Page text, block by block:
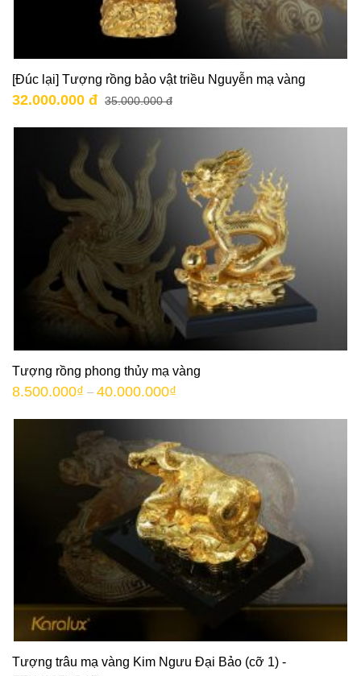
[Đúc lại] Tượng rồng bảo vật triều Nguyễn mạ vàng
32.000.000 đ 35.000.000 đ
Tượng rồng phong thủy mạ vàng
8.500.000₫ – 40.000.000₫
Tượng trâu mạ vàng Kim Ngưu Đại Bảo (cỡ 1) -